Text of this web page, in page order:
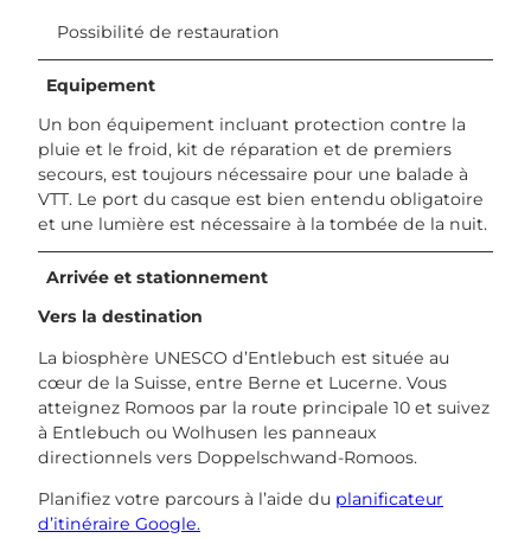
Possibilité de restauration
Equipement
Un bon équipement incluant protection contre la
pluie et le froid, kit de réparation et de premiers
secours, est toujours nécessaire pour une balade à
VTT. Le port du casque est bien entendu obligatoire
et une lumière est nécessaire à la tombée de la nuit.
Arrivée et stationnement
Vers la destination
La biosphère UNESCO d’Entlebuch est située au
cœur de la Suisse, entre Berne et Lucerne. Vous
atteignez Romoos par la route principale 10 et suivez
à Entlebuch ou Wolhusen les panneaux
directionnels vers Doppelschwand-Romoos.
Planifiez votre parcours à l’aide du planificateur
d’itinéraire Google.